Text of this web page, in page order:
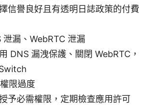
信譽良好且有透明日誌政策的付費
泄漏、WebRTC 泄漏
DNS 漏洩保護、關閉 WebRTC，
限過度
予必需權限，定期檢查應用許可